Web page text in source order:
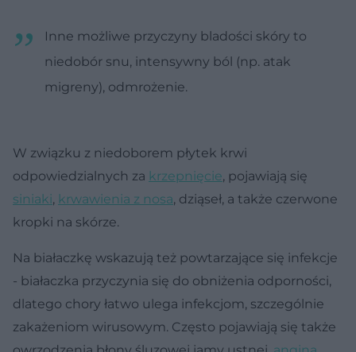
Inne możliwe przyczyny bladości skóry to
niedobór snu, intensywny ból (np. atak
migreny), odmrożenie.
W związku z niedoborem płytek krwi
odpowiedzialnych za krzepnięcie, pojawiają się
siniaki, krwawienia z nosa, dziąseł, a także czerwone
kropki na skórze.
Na białaczkę wskazują też powtarzające się infekcje
- białaczka przyczynia się do obniżenia odporności,
dlatego chory łatwo ulega infekcjom, szczególnie
zakażeniom wirusowym. Często pojawiają się także